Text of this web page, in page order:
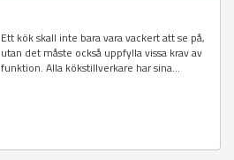
Ett kök skall inte bara vara vackert att se på,
utan det måste också uppfylla vissa krav av
funktion. Alla kökstillverkare har sina...